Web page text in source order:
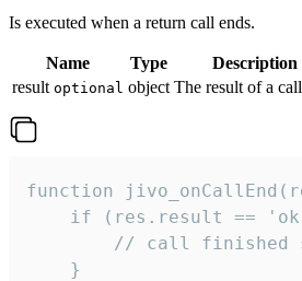
Is executed when a return call ends.
Name Type
Description
result optional object The result of a
function
if (res.result ==
// call finished
    }